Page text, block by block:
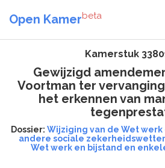
Open Kamerbeta
Kamerstuk
Gewijzigd
Voortman ter
het erkennen van
Dossier: Wijziging van de Wet
andere sociale
Wet werk en bijstand en